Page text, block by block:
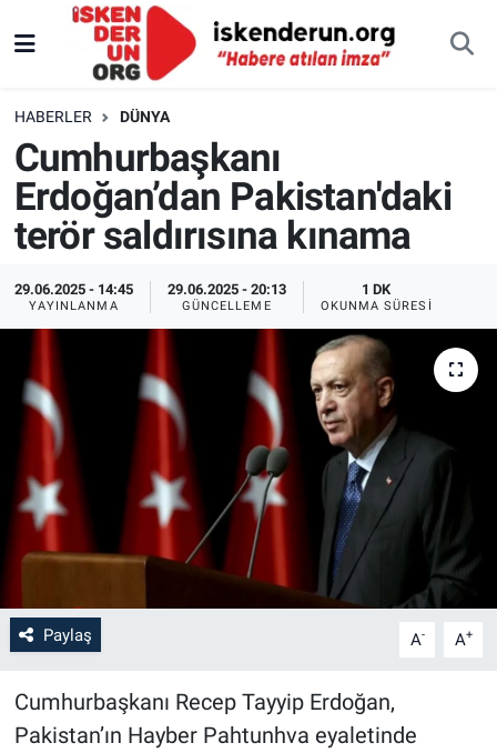
HABERLER DÜNYA
Cumhurbaşkanı
Erdoğan’dan Pakistan'daki
terör saldırısına kınama
29.06.2025 - 14:45
YAYINLANMA
29.06.2025 - 20:13
GÜNCELLEME
1 DK
OKUNMA SÜRESI
Paylaş A- A+
Cumhurbaşkanı Recep Tayyip Erdoğan,
Pakistan’ın Hayber Pahtunhva eyaletinde